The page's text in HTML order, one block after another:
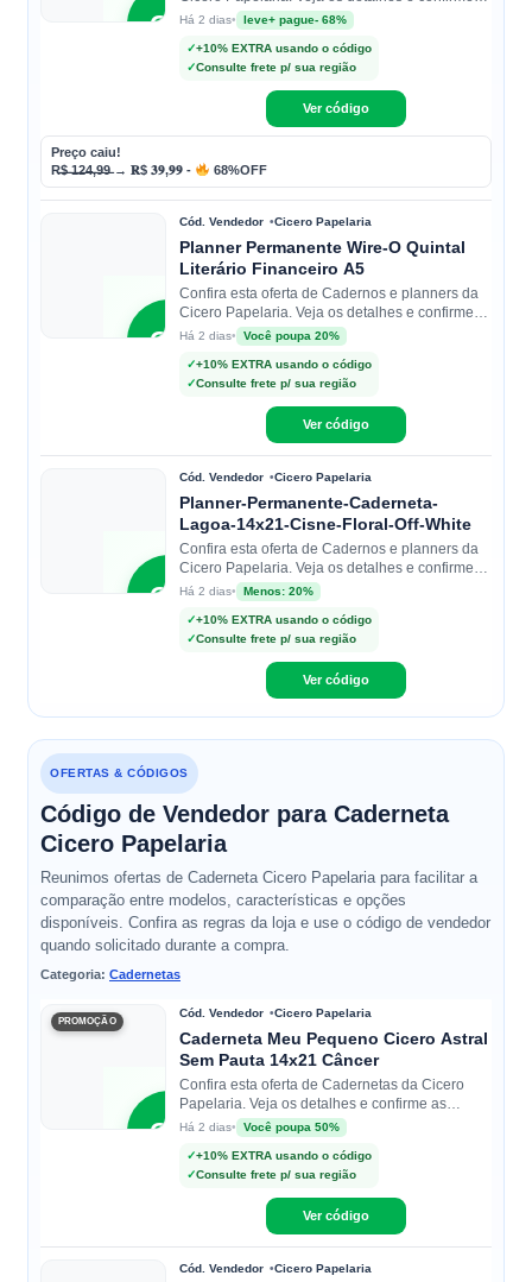
CP
Cicero
as condições na loja.
Há 2 dias• leve+ pague- 68%
✓+10% EXTRA usando o código
✓Consulte frete p/ sua região
Ver código
Preço caiu!
R̶$̶ ̶1̶2̶4̶,̶9̶9̶ → 𝐑$ 𝟑𝟗,𝟗𝟗 -
68%OFF
CP
Cicero
Cód. Vendedor Cicero Papelaria
Planner Permanente Wire-O Quintal
Literário Financeiro A5
Confira esta oferta de Cadernos e planners da
Cicero Papelaria. Veja os detalhes e confirme
as condições na loja.
Há 2 dias• Você poupa 20%
✓+10% EXTRA usando o código
✓Consulte frete p/ sua região
Ver código
CP
Cicero
Cód. Vendedor Cicero Papelaria
Planner-Permanente-Caderneta-
Lagoa-14x21-Cisne-Floral-Off-White
Confira esta oferta de Cadernos e planners da
Cicero Papelaria. Veja os detalhes e confirme
as condições na loja.
Há 2 dias• Menos: 20%
✓+10% EXTRA usando o código
✓Consulte frete p/ sua região
Ver código
OFERTAS & CÓDIGOS
Código de Vendedor para Caderneta
Cicero Papelaria
Reunimos ofertas de Caderneta Cicero Papelaria para facilitar a
comparação entre modelos, características e opções
disponíveis. Confira as regras da loja e use o código de vendedor
quando solicitado durante a compra.
Categoria: Cadernetas
PROMOÇÃO
CP
Cicero
Cód. Vendedor Cicero Papelaria
Caderneta Meu Pequeno Cicero Astral
Sem Pauta 14x21 Câncer
Confira esta oferta de Cadernetas da Cicero
Papelaria. Veja os detalhes e confirme as
condições na loja.
Há 2 dias• Você poupa 50%
✓+10% EXTRA usando o código
✓Consulte frete p/ sua região
Ver código
Cód. Vendedor Cicero Papelaria